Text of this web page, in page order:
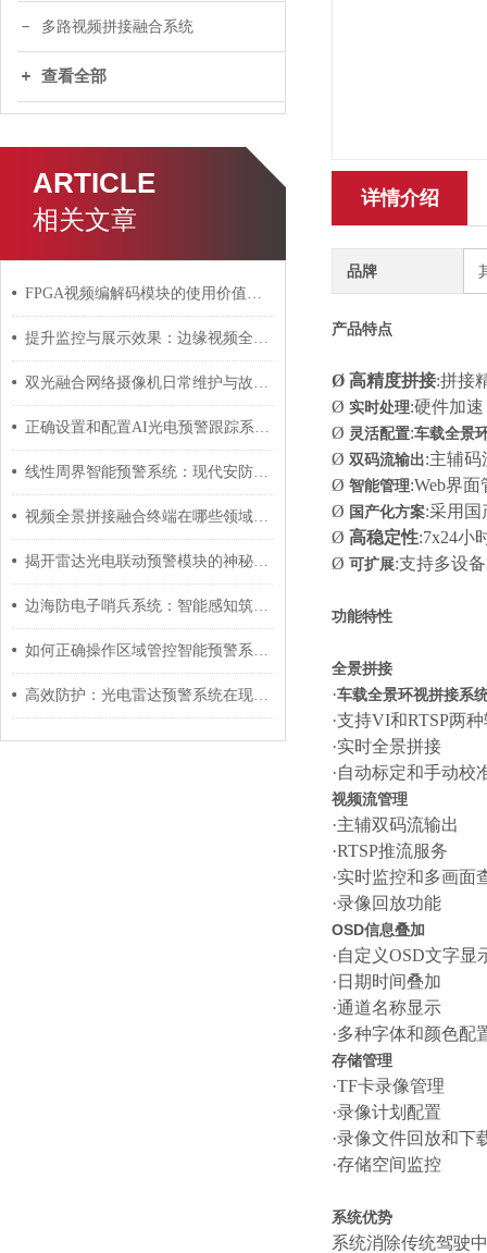
多路视频拼接融合系统
查看全部
ARTICLE
相关文章
FPGA视频编解码模块的使用价值有哪些？
提升监控与展示效果：边缘视频全景拼接终端的应用
双光融合网络摄像机日常维护与故障排查：延长设备寿命
正确设置和配置AI光电预警跟踪系统的方法
线性周界智能预警系统：现代安防的前沿防线
视频全景拼接融合终端在哪些领域有应用前景？
揭开雷达光电联动预警模块的神秘面纱
边海防电子哨兵系统：智能感知筑牢安全屏障
如何正确操作区域管控智能预警系统进行预警和应急响应？
高效防护：光电雷达预警系统在现代安全中的角色
详情介绍
品牌
产品特点
Ø 高精度拼接:拼接
Ø 实时处理:硬件加
Ø 灵活配置:车载全景
Ø 双码流输出:主辅码
Ø 智能管理:Web界
Ø 国产化方案:采用国
Ø 高稳定性:7x24小
Ø 可扩展:支持多设
功能特性
全景拼接
·车载全景环视拼接系
·支持VI和RTSP两
·实时全景拼接
·自动标定和手动校
视频流管理
·主辅双码流输出
·RTSP推流服务
·实时监控和多画面
·录像回放功能
OSD信息叠加
·自定义OSD文字显
·日期时间叠加
·通道名称显示
·多种字体和颜色配
存储管理
·TF卡录像管理
·录像计划配置
·录像文件回放和下
·存储空间监控
系统优势
系统消除传统驾驶